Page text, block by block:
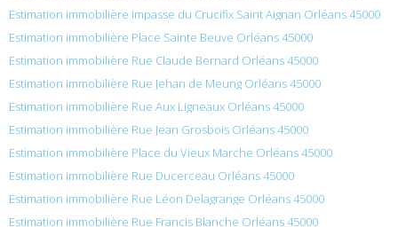
Estimation immobilière Impasse du Crucifix Saint Aignan Orléans 45000
Estimation immobilière Place Sainte Beuve Orléans 45000
Estimation immobilière Rue Claude Bernard Orléans 45000
Estimation immobilière Rue Jehan de Meung Orléans 45000
Estimation immobilière Rue Aux Ligneaux Orléans 45000
Estimation immobilière Rue Jean Grosbois Orléans 45000
Estimation immobilière Place du Vieux Marche Orléans 45000
Estimation immobilière Rue Ducerceau Orléans 45000
Estimation immobilière Rue Léon Delagrange Orléans 45000
Estimation immobilière Rue Francis Blanche Orléans 45000